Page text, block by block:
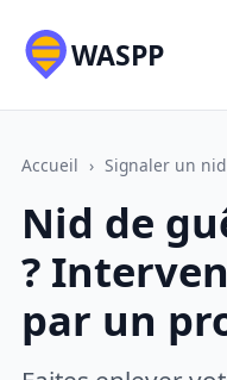
WASPP
Accueil › Signaler un nid
Nid de
?
par un